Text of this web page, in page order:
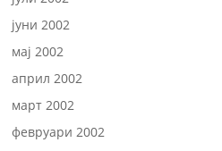
јуни 2002
мај 2002
април 2002
март 2002
февруари 2002